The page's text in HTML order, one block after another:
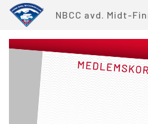
NBCC avd. Midt-